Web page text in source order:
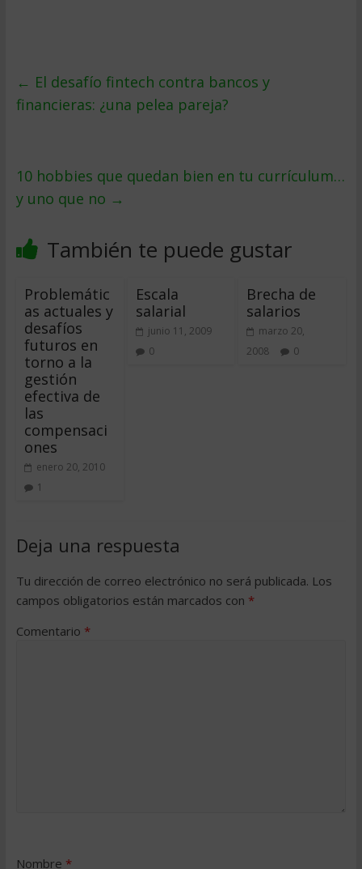
← El desafío fintech contra bancos y
financieras: ¿una pelea pareja?
10 hobbies que quedan bien en tu currículum…
y uno que no →
También te puede gustar
Problemátic
as actuales y
desafíos
futuros en
torno a la
gestión
efectiva de
las
compensaci
ones
enero 20, 2010
1
Escala
salarial
junio 11, 2009
0
Brecha de
salarios
marzo 20,
2008
0
Deja una respuesta
Tu dirección de correo electrónico no será publicada. Los
campos obligatorios están marcados con *
Comentario *
Nombre *